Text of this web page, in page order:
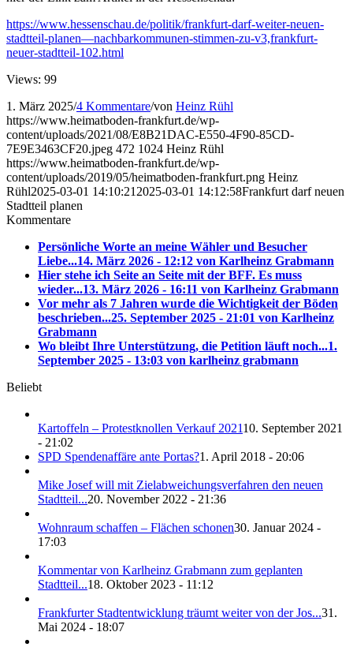
https://www.hessenschau.de/politik/frankfurt-darf-weiter-neuen-
stadtteil-planen—nachbarkommunen-stimmen-zu-v3,frankfurt-
neuer-stadtteil-102.html
Views: 99
1. März 2025/4 Kommentare/von Heinz Rühl
https://www.heimatboden-frankfurt.de/wp-
content/uploads/2021/08/E8B21DAC-E550-4F90-85CD-
7E9E3463CF20.jpeg 472 1024 Heinz Rühl
https://www.heimatboden-frankfurt.de/wp-
content/uploads/2019/05/heimatboden-frankfurt.png Heinz
Rühl2025-03-01 14:10:21 2025-03-01 14:12:58Frankfurt darf neuen
Stadtteil planen
Kommentare
Persönliche Worte an meine Wähler und Besucher
Liebe...14. März 2026 - 12:12 von Karlheinz Grabmann
Hier stehe ich Seite an Seite mit der BFF. Es muss
wieder...13. März 2026 - 16:11 von Karlheinz Grabmann
Vor mehr als 7 Jahren wurde die Wichtigkeit der Böden
beschrieben...25. September 2025 - 21:01 von Karlheinz
Grabmann
Wo bleibt Ihre Unterstützung, die Petition läuft noch...1.
September 2025 - 13:03 von karlheinz grabmann
Beliebt
Kartoffeln – Protestknollen Verkauf 202110. September 2021
- 21:02
SPD Spendenaffäre ante Portas?1. April 2018 - 20:06
Mike Josef will mit Zielabweichungsverfahren den neuen
Stadtteil...20. November 2022 - 21:36
Wohnraum schaffen – Flächen schonen30. Januar 2024 -
17:03
Kommentar von Karlheinz Grabmann zum geplanten
Stadtteil...18. Oktober 2023 - 11:12
Frankfurter Stadtentwicklung träumt weiter von der Jos...31.
Mai 2024 - 18:07